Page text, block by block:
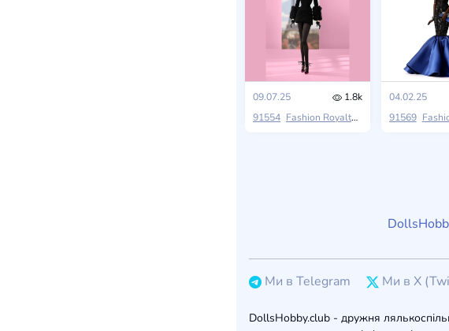
09.07.25
1.8k
91554 Fashion Royalty Integrity Toys
04.02.25
91569
Ми в Telegram Ми в X
DollsHobby.club - дружня